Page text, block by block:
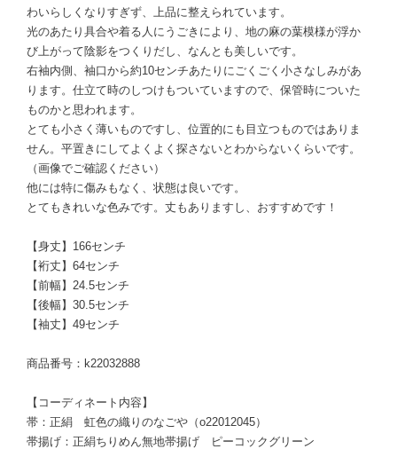
わいらしくなりすぎず、上品に整えられています。
光のあたり具合や着る人にうごきにより、地の麻の葉模様が浮か
び上がって陰影をつくりだし、なんとも美しいです。
右袖内側、袖口から約10センチあたりにごくごく小さなしみがあ
ります。仕立て時のしつけもついていますので、保管時についた
ものかと思われます。
とても小さく薄いものですし、位置的にも目立つものではありま
せん。平置きにしてよくよく探さないとわからないくらいです。
（画像でご確認ください）
他には特に傷みもなく、状態は良いです。
とてもきれいな色みです。丈もありますし、おすすめです！
【身丈】166センチ
【裄丈】64センチ
【前幅】24.5センチ
【後幅】30.5センチ
【袖丈】49センチ
商品番号：k22032888
【コーディネート内容】
帯：正絹 虹色の織りのなごや（o22012045）
帯揚げ：正絹ちりめん無地帯揚げ ピーコックグリーン